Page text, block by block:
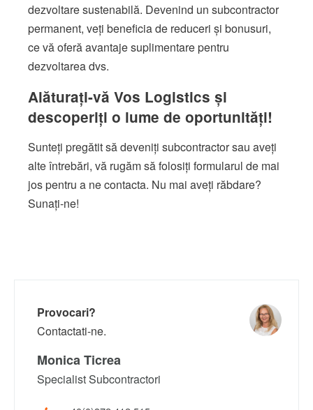
dezvoltare sustenabilă. Devenind un subcontractor
permanent, veți beneficia de reduceri și bonusuri,
ce vă oferă avantaje suplimentare pentru
dezvoltarea dvs.
Alăturați-vă Vos Logistics și
descoperiți o lume de oportunități!
Sunteți pregătit să deveniți subcontractor sau aveți
alte întrebări, vă rugăm să folosiți formularul de mai
jos pentru a ne contacta. Nu mai aveți răbdare?
Sunați-ne!
Provocari?
Contactati-ne.
Monica Ticrea
Specialist Subcontractori